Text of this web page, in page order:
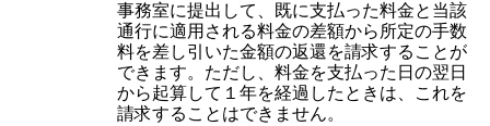
事務室に提出して、既に支払った料金と当該
通行に適用される料金の差額から所定の手数
料を差し引いた金額の返還を請求することが
できます。ただし、料金を支払った日の翌日
から起算して１年を経過したときは、これを
請求することはできません。